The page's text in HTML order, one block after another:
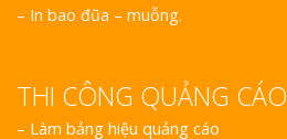
– In bao đũa – muỗng.
THI CÔNG QUẢNG CÁO
– Làm bảng hiệu quảng cáo